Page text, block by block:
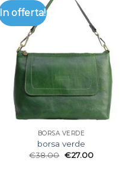
In offerta!
BORSA VERDE
borsa verde
€38.00 €27.00